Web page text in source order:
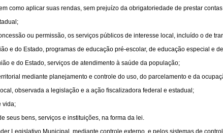
como aplicar suas rendas, sem prejuízo da obrigatoriedade de prestar
ou permissão, os serviços públicos de interesse local, incluído o de
e do Estado, programas de educação pré-escolar, de educação especial e
e do Estado, serviços de atendimento à saúde da população;
mediante planejamento e controle do uso, do parcelamento e da
observada a legislação e a ação ﬁscalizadora federal e estadual;
vida;
seus bens, serviços e instituições, na forma da lei.
Legislativo Municipal, mediante controle externo, e pelos sistemas de